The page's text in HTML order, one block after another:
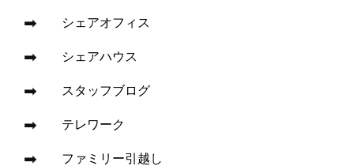
シェアオフィス
シェアハウス
スタッフブログ
テレワーク
ファミリー引越し